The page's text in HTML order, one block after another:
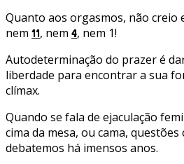
Quanto aos orgasmos, não creio
nem 11, nem 4, nem 1!
Autodeterminação do prazer é
liberdade para encontrar a sua
clímax.
Quando se fala de ejaculação
cima da mesa, ou cama, questões
debatemos há imensos anos.